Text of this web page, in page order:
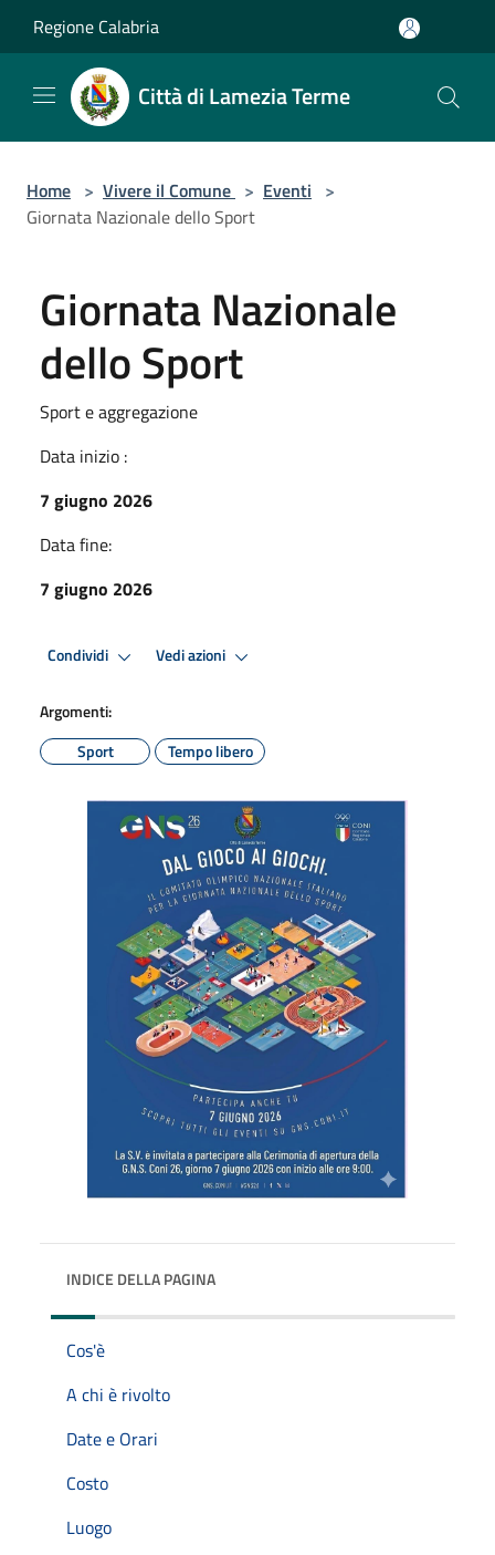
Regione Calabria
Città di Lamezia Terme
Home > Vivere il Comune > Eventi >
Giornata Nazionale dello Sport
Giornata Nazionale
dello Sport
Sport e aggregazione
Data inizio :
7 giugno 2026
Data fine:
7 giugno 2026
Condividi Vedi azioni
Argomenti:
Sport
Tempo libero
INDICE DELLA PAGINA
Cos'è
A chi è rivolto
Date e Orari
Costo
Luogo